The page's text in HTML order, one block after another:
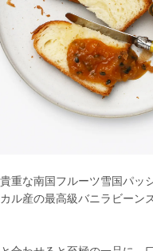
重な南国フルーツ雪国パッ
ル産の最高級バニラビーン